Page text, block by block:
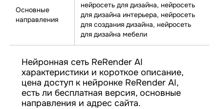
Основные
направления
нейросеть для дизайна, нейросеть
для дизайна интерьера, нейросеть
для создания дизайна, нейросеть
для дизайна мебели
Нейронная сеть ReRender AI
характеристики и короткое описание,
цена доступ к нейронке ReRender AI,
есть ли бесплатная версия, основные
направления и адрес сайта.